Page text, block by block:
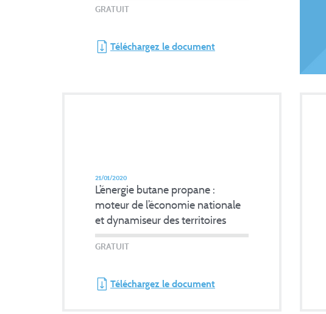
GRATUIT
Téléchargez le document
21/01/2020
L’énergie butane propane :
moteur de l’économie nationale
et dynamiseur des territoires
GRATUIT
Téléchargez le document